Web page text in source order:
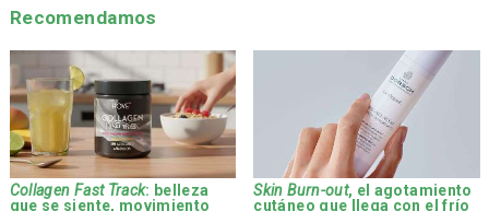
Recomendamos
Collagen Fast Track: belleza
que se siente, movimiento
Skin Burn-out, el agotamiento
cutáneo que llega con el frío